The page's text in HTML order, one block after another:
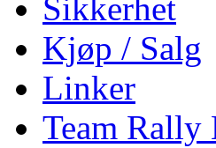
Sikkerhet
Kjøp / Salg
Linker
Team Rally